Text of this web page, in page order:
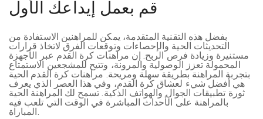
قم بعمل إيداعك الأول
بفضل هذه التقنية المتقدمة، يمكن للمراهنين الاستفادة من
التحديثات الحية والإحصاءات وتوقعات الفرق لاتخاذ قرارات
مستنيرة وزيادة فرص الربح. إن مراهنات كرة القدم عبر الأجهزة
المحمولة تعزز الوصولية والمرونة، وتتيح للمشجعين الاستمتاع
بتجربة المراهنة بطريقة سهلة ومريحة. مراهنات كرة القدم الحية
هي أفضل شيء لعشاق كرة القدم، وفي هذا العصر الذي يعرف
ثورة تطبيقات الجوال والهواتف الذكية. تسمح لك المراهنة الحية
بالمراهنة على الأحداث المباشرة في الوقت التي تلعب فيه
المباراة.